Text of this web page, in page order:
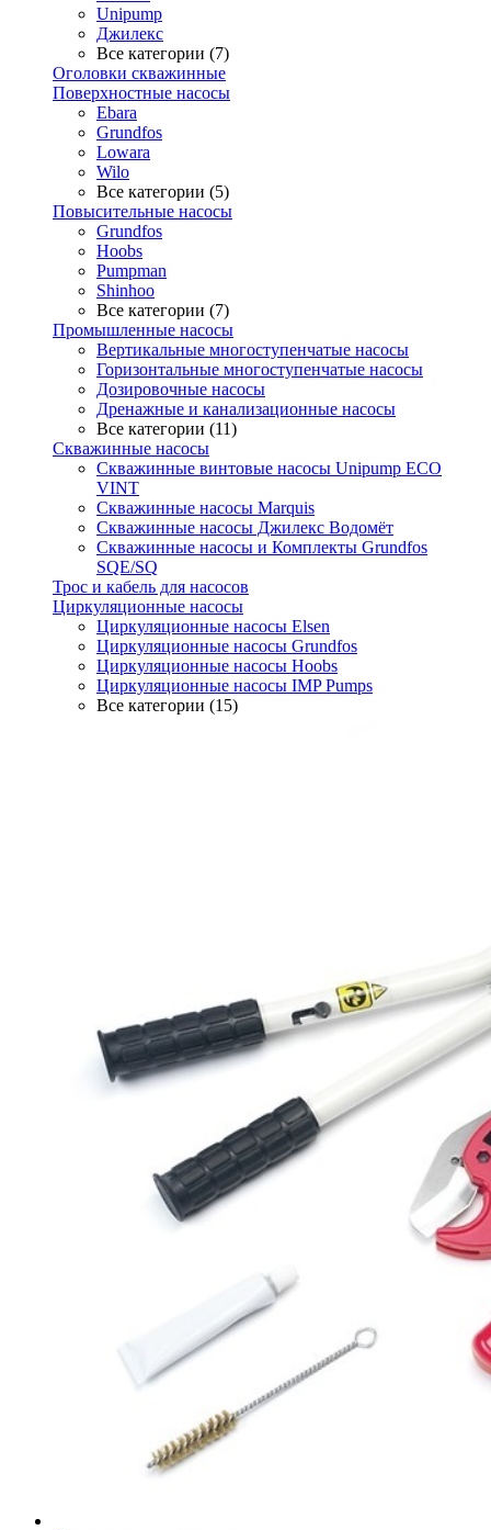
Unipump
Джилекс
Все категории (7)
Оголовки скважинные
Поверхностные насосы
Ebara
Grundfos
Lowara
Wilo
Все категории (5)
Повысительные насосы
Grundfos
Hoobs
Pumpman
Shinhoo
Все категории (7)
Промышленные насосы
Вертикальные многоступенчатые насосы
Горизонтальные многоступенчатые насосы
Дозировочные насосы
Дренажные и канализационные насосы
Все категории (11)
Скважинные насосы
Скважинные винтовые насосы Unipump ECO
VINT
Скважинные насосы Marquis
Скважинные насосы Джилекс Водомёт
Скважинные насосы и Комплекты Grundfos
SQE/SQ
Трос и кабель для насосов
Циркуляционные насосы
Циркуляционные насосы Elsen
Циркуляционные насосы Grundfos
Циркуляционные насосы Hoobs
Циркуляционные насосы IMP Pumps
Все категории (15)